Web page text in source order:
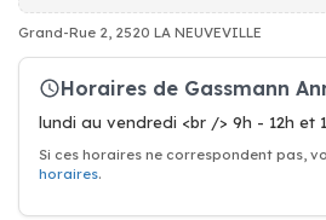
Grand-Rue 2, 2520 LA NEUVEVILLE
Horaires de Gassmann
lundi au vendredi <br /> 9h - 12h et
Si ces horaires ne correspondent pas,
horaires.